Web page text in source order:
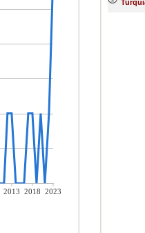
2013 2018 2023